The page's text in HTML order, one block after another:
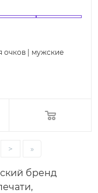
очков | мужские
> »
бренд